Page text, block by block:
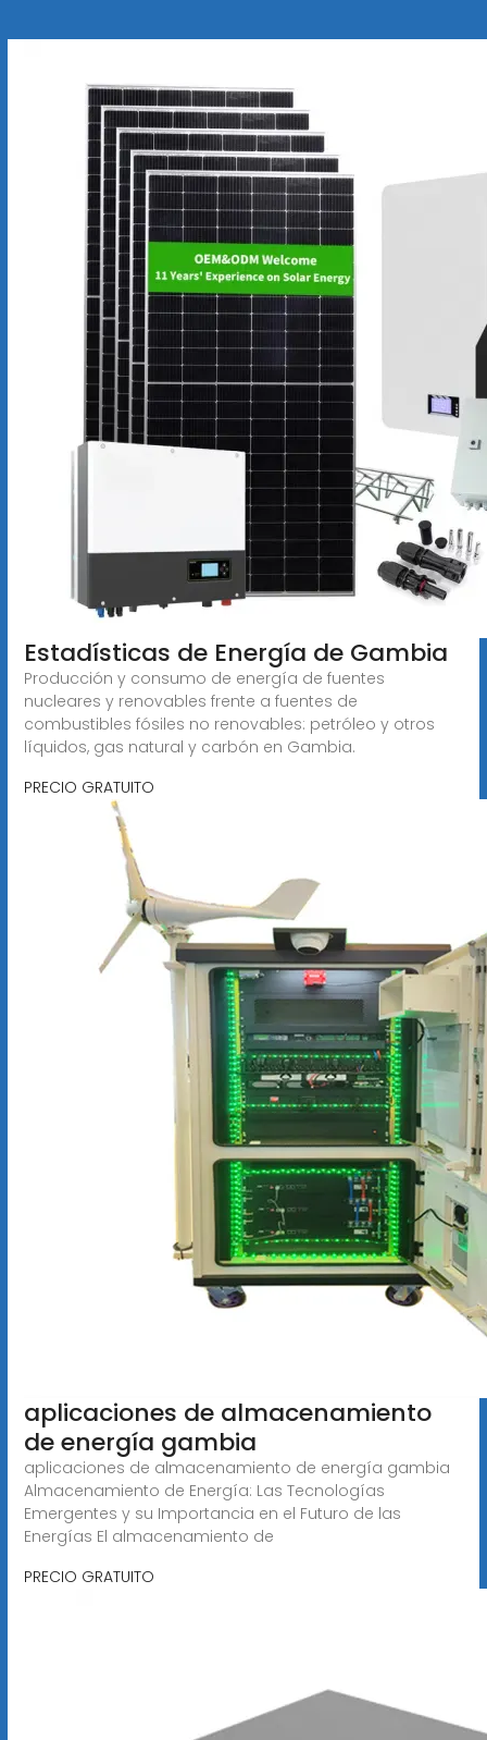
Estadísticas de Energía de Gambia
Producción y consumo de energía de fuentes
nucleares y renovables frente a fuentes de
combustibles fósiles no renovables: petróleo y otros
líquidos, gas natural y carbón en Gambia.
PRECIO GRATUITO
aplicaciones de almacenamiento
de energía gambia
aplicaciones de almacenamiento de energía gambia
Almacenamiento de Energía: Las Tecnologías
Emergentes y su Importancia en el Futuro de las
Energías El almacenamiento de
PRECIO GRATUITO